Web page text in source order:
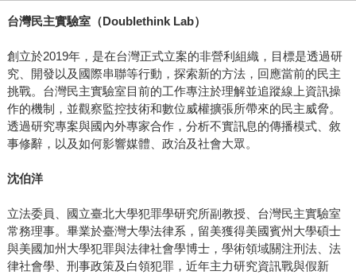
台灣民主實驗室（Doublethink Lab）
創立於2019年，是在台灣正式立案的非營利組織，目標是透過研
究、開發以及國際串聯等行動，探索新的方法，回應當前的民主
挑戰。台灣民主實驗室目前的工作專注於理解並追蹤線上資訊操
作的機制，並觀察監控技術和數位威權擴張所帶來的民主威脅。
透過研究專案與國內外專家合作，分析不實訊息的傳播模式、敘
事修辭，以及如何影響媒體、政治及社會大眾。
沈伯洋
立法委員、國立臺北大學犯罪學研究所副教授、台灣民主實驗室
常務理事。畢業於臺灣大學法律系，留美獲得美國賓州大學碩士
與美國加州大學犯罪與法律社會學博士，學術領域關注刑法、法
律社會學、刑事政策及白領犯罪，近年主力研究資訊戰與假新